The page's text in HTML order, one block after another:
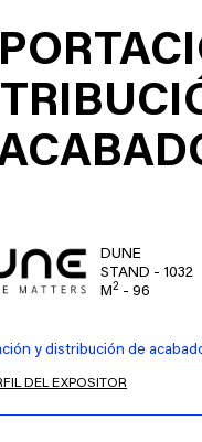
DUNE
STAND - 1032
M2- 96
y distribución de
DEL EXPOSITOR